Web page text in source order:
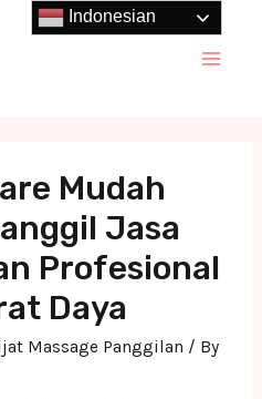
Mudah
Jasa
Profesional
Daya
Massage Panggilan / By
Indonesian